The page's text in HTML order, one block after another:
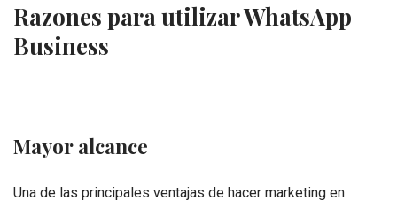
Razones para utilizar WhatsApp
Business
Mayor alcance
Una de las principales ventajas de hacer marketing en